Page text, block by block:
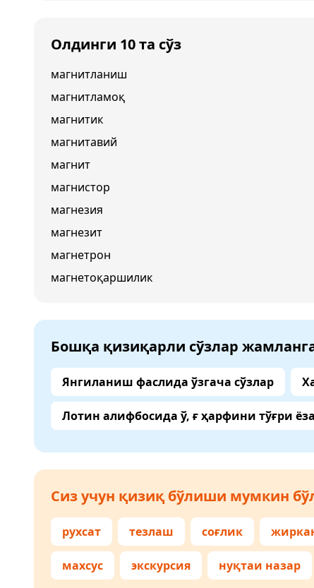
Олдинги 10 та сўз
магнитланиш
магнитламоқ
магнитик
магнитавий
магнит
магнистор
магнезия
магнезит
магнетрон
магнетоқаршилик
Бошқа қизиқарли сўзлар
Янгиланиш фаслида ўзгача сўзлар
Лотин алифбосида ў, ғ ҳарфини тўғри
Сиз учун қизиқ бўлиши мумкин
рухсат тезлаш соғлик
махсус экскурсия нуқтаи назар